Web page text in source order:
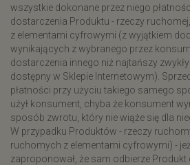
wszystkie dokonane przez niego
dostarczenia Produktu - rzeczy
z elementami cyfrowymi (z wyjątkiem
wynikających z wybranego przez
dostarczenia innego niż najtańszy
dostępny w Sklepie Internetowym).
płatności przy użyciu takiego samego
użył konsument, chyba że konsument
sposób zwrotu, który nie wiąże się dla
W przypadku Produktów - rzeczy
ruchomych z elementami cyfrowymi) -
zaproponował, że sam odbierze